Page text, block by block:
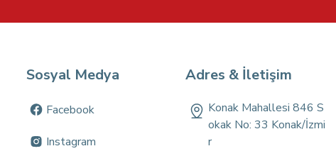
Sosyal Medya
Facebook
Instagram
Adres & İletişim
Konak Mahallesi 846 S
okak No: 33 Konak/İzmi
r